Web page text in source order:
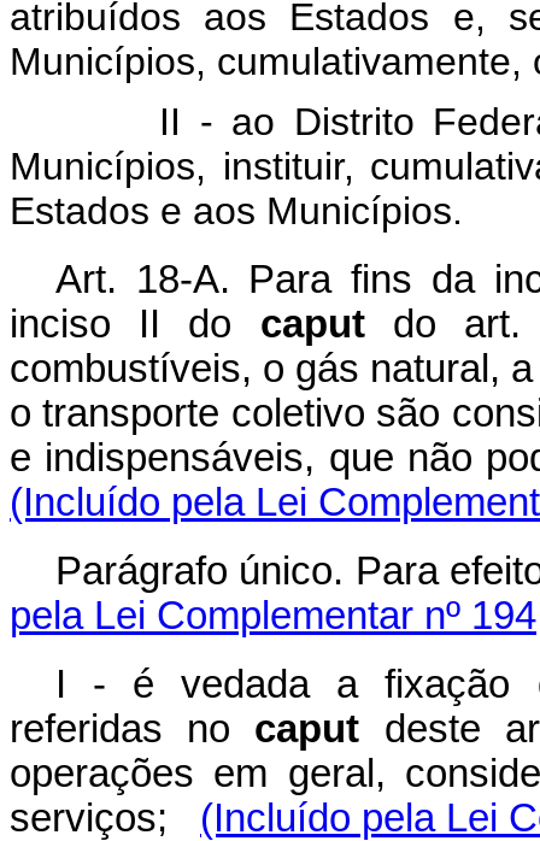
atribuídos aos Estados e,
Municípios,
II - ao Distrito Federal
Municípios, instituir,
Estados e aos Municípios.
Art. 18-A. Para fins da
inciso II do caputdo art.
combustíveis, o gás natural,
o transporte coletivo são
e indispensáveis, que não
(Incluído pela Lei
Parágrafo único. Para
pela Lei Complementar nº
I - é vedada a fixação
referidas no caput deste
operações em geral,
serviços;
(Incluído pela Lei